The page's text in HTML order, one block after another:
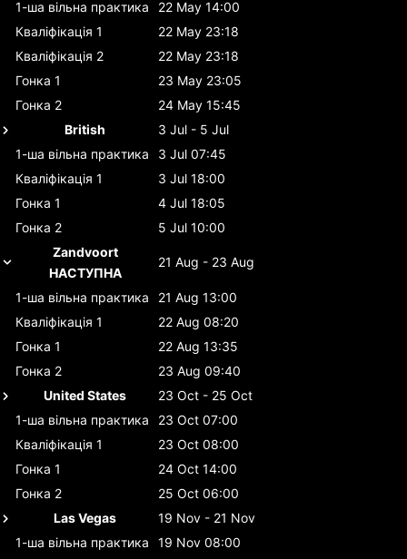
1-ша вільна практика
22 May 14:00
Кваліфікація 1
22 May 23:18
Кваліфікація 2
22 May 23:18
Гонка 1
23 May 23:05
Гонка 2
24 May 15:45
British
3 Jul - 5 Jul
1-ша вільна практика
3 Jul 07:45
Кваліфікація 1
3 Jul 18:00
Гонка 1
4 Jul 18:05
Гонка 2
5 Jul 10:00
Zandvoort
НАСТУПНА
21 Aug - 23 Aug
1-ша вільна практика
21 Aug 13:00
Кваліфікація 1
22 Aug 08:20
Гонка 1
22 Aug 13:35
Гонка 2
23 Aug 09:40
United States
23 Oct - 25 Oct
1-ша вільна практика
23 Oct 07:00
Кваліфікація 1
23 Oct 08:00
Гонка 1
24 Oct 14:00
Гонка 2
25 Oct 06:00
Las Vegas
19 Nov - 21 Nov
1-ша вільна практика
19 Nov 08:00